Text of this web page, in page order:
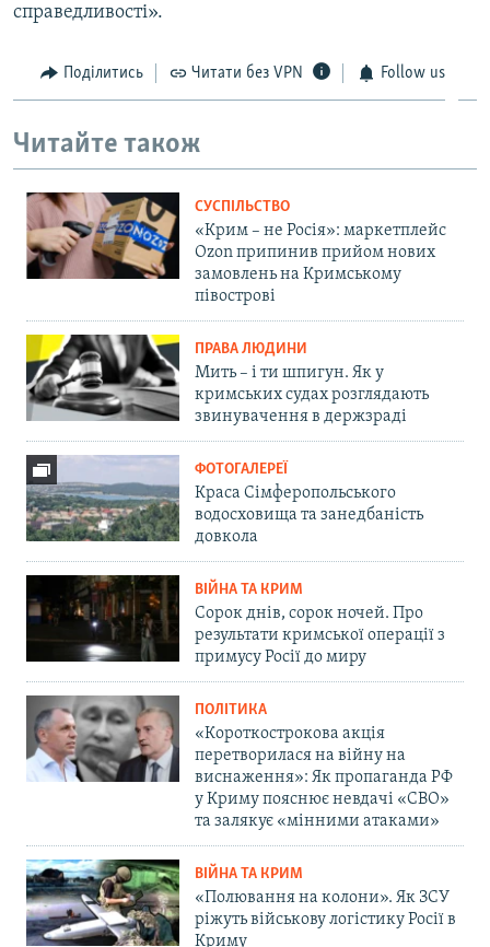
справедливості».
Поділитись Читати без VPN Follow us
Читайте також
СУСПІЛЬСТВО
«Крим – не Росія»: маркетплейс
Ozon припинив прийом нових
замовлень на Кримському
півострові
ПРАВА ЛЮДИНИ
Мить – і ти шпигун. Як у
кримських судах розглядають
звинувачення в держзраді
ФОТОГАЛЕРЕЇ
Краса Сімферопольського
водосховища та занедбаність
довкола
ВІЙНА ТА КРИМ
Сорок днів, сорок ночей. Про
результати кримської операції з
примусу Росії до миру
ПОЛІТИКА
«Короткострокова акція
перетворилася на війну на
виснаження»: Як пропаганда РФ
у Криму пояснює невдачі «СВО»
та залякує «мінними атаками»
ВІЙНА ТА КРИМ
«Полювання на колони». Як ЗСУ
ріжуть військову логістику Росії в
Криму